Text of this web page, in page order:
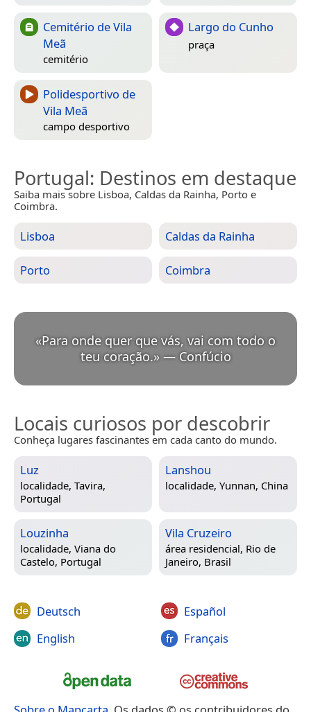
Cemitério de Vila
Meã
cemitério
Largo do Cunho
praça
Polidesportivo de
Vila Meã
campo desportivo
Portugal: Destinos em destaque
Saiba mais sobre Lisboa, Caldas da Rainha, Porto e
Coimbra.
Lisboa Caldas da Rainha
Porto Coimbra
«Para onde quer que vás, vai com todo o
teu coração.» — Confúcio
Locais curiosos por descobrir
Conheça lugares fascinantes em cada canto do mundo.
Luz
localidade, Tavira,
Portugal
Lanshou
localidade, Yunnan, China
Louzinha
localidade, Viana do
Castelo, Portugal
Vila Cruzeiro
área residencial, Rio de
Janeiro, Brasil
Deutsch
English
Español
Français